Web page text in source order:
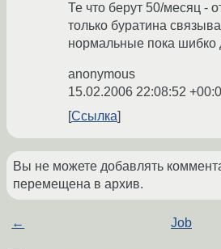
Те что берут 50/месяц -
только буратина
нормальные пока шибко
anonymous
15.02.2006 22:08:52
Ссылка
Вы не можете добавлять
перемещена в архив.
← Job